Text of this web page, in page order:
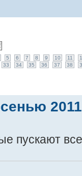
5 6 7 8 9 10 11
33
34 35 36 37 38
пускают